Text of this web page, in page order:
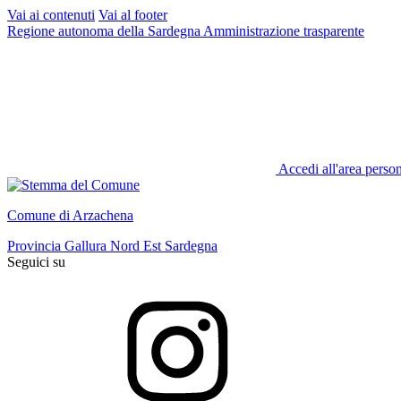
Vai ai contenuti Vai al footer
Regione autonoma della Sardegna Amministrazione trasparente
Accedi all'area
Comune di Arzachena
Provincia Gallura Nord Est Sardegna
Seguici su